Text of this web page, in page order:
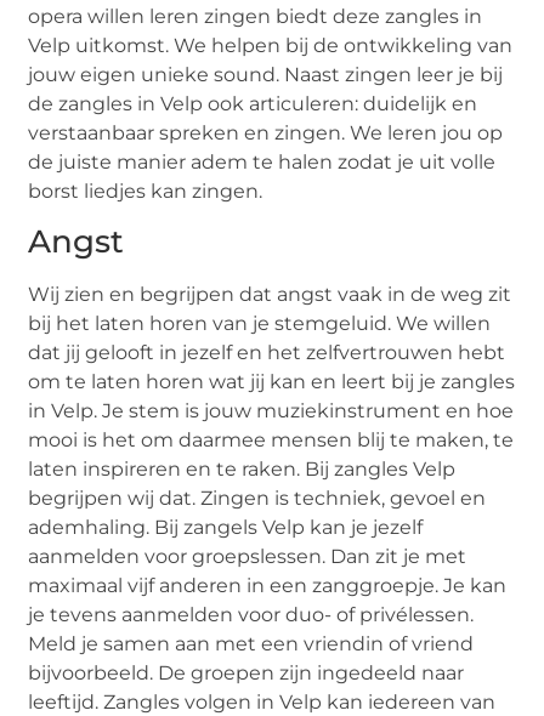
opera willen leren zingen biedt deze zangles in
Velp uitkomst. We helpen bij de ontwikkeling van
jouw eigen unieke sound. Naast zingen leer je bij
de zangles in Velp ook articuleren: duidelijk en
verstaanbaar spreken en zingen. We leren jou op
de juiste manier adem te halen zodat je uit volle
borst liedjes kan zingen.
Angst
Wij zien en begrijpen dat angst vaak in de weg zit
bij het laten horen van je stemgeluid. We willen
dat jij gelooft in jezelf en het zelfvertrouwen hebt
om te laten horen wat jij kan en leert bij je zangles
in Velp. Je stem is jouw muziekinstrument en hoe
mooi is het om daarmee mensen blij te maken, te
laten inspireren en te raken. Bij zangles Velp
begrijpen wij dat. Zingen is techniek, gevoel en
ademhaling. Bij zangels Velp kan je jezelf
aanmelden voor groepslessen. Dan zit je met
maximaal vijf anderen in een zanggroepje. Je kan
je tevens aanmelden voor duo- of privélessen.
Meld je samen aan met een vriendin of vriend
bijvoorbeeld. De groepen zijn ingedeeld naar
leeftijd. Zangles volgen in Velp kan iedereen van